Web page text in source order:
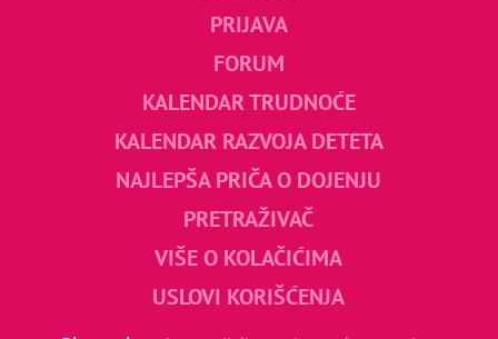
PRIJAVA
FORUM
KALENDAR TRUDNOĆE
KALENDAR RAZVOJA DETETA
NAJLEPŠA PRIČA O DOJENJU
PRETRAŽIVAČ
VIŠE O KOLAČIĆIMA
USLOVI KORIŠĆENJA